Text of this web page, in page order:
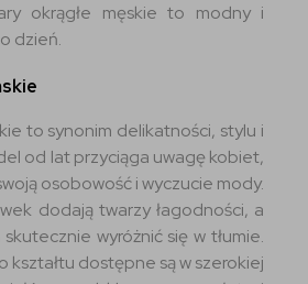
okrągłe męskie to modny i
dzień.
to synonim delikatności, stylu i
od lat przyciąga uwagę kobiet,
osobowość i wyczucie mody.
dodają twarzy łagodności, a
wyróżnić się w tłumie.
kształtu dostępne są w szerokiej